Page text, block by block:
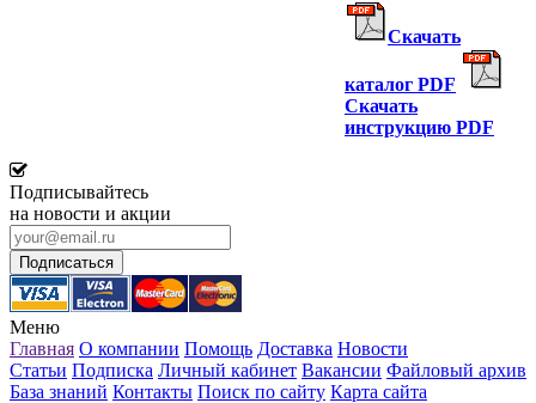
Скачать
каталог PDF
Скачать
инструкцию PDF
Подписывайтесь
на новости и акции
Меню
Главная О компании Помощь Доставка Новости
Статьи Подписка Личный кабинет Вакансии Файловый архив
База знаний Контакты Поиск по сайту Карта сайта